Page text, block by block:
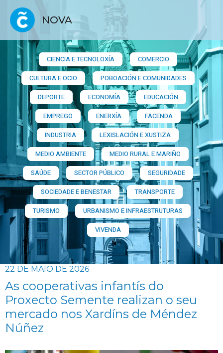
NOVA
CIENCIA E TECNOLOXÍA
COMERCIO
CULTURA E OCIO
POBOACIÓN E COMUNIDADES
DEPORTE
ECONOMÍA
EDUCACIÓN
EMPREGO
ENERXÍA
FACENDA
INDUSTRIA
LEXISLACIÓN E XUSTIZA
MEDIO AMBIENTE
MEDIO RURAL E MARIÑO
SAÚDE
SECTOR PÚBLICO
SEGURIDADE
SOCIEDADE E BENESTAR
TRANSPORTE
TURISMO
URBANISMO E INFRAESTRUTURAS
VIVENDA
22 DE MAIO DE 2026
As cooperativas infantís do
Proxecto Semente realizan o seu
mercado nos Xardíns de Méndez
Núñez